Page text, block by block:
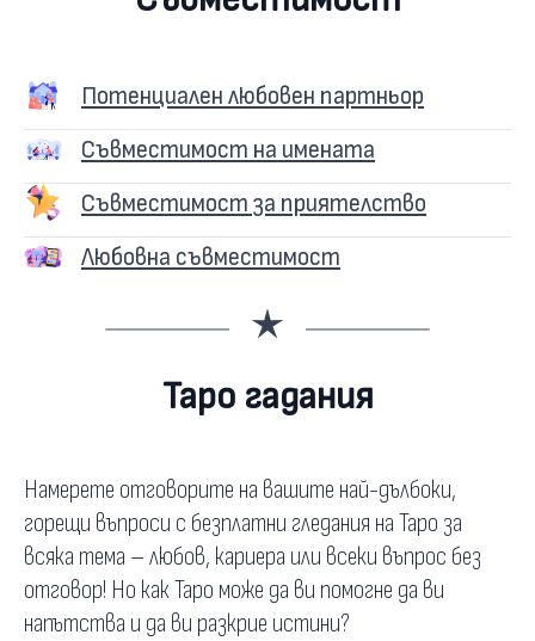
Потенциален любовен партньор
Съвместимост на имената
Съвместимост за приятелство
Любовна съвместимост
Таро гадания
Намерете отговорите на вашите най-дълбоки,
горещи въпроси с безплатни гледания на Таро за
всяка тема – любов, кариера или всеки въпрос без
отговор! Но как Таро може да ви помогне да ви
напътства и да ви разкрие истини?